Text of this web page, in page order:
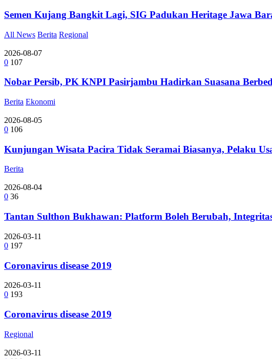
Semen Kujang Bangkit Lagi, SIG Padukan Heritage Jawa
All News Berita Regional
2026-08-07
0 107
Nobar Persib, PK KNPI Pasirjambu Hadirkan Suasana
Berita Ekonomi
2026-08-05
0 106
Kunjungan Wisata Pacira Tidak Seramai Biasanya, Pelaku
Berita
2026-08-04
0 36
Tantan Sulthon Bukhawan: Platform Boleh Berubah,
2026-03-11
0 197
Coronavirus disease 2019
2026-03-11
0 193
Coronavirus disease 2019
Regional
2026-03-11